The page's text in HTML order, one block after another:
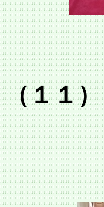
（１１